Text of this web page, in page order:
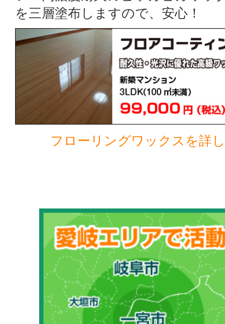
を三層塗布しますので、安心！
フローリングワックスを詳